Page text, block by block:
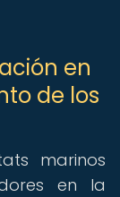
en
de los
marinos
en la